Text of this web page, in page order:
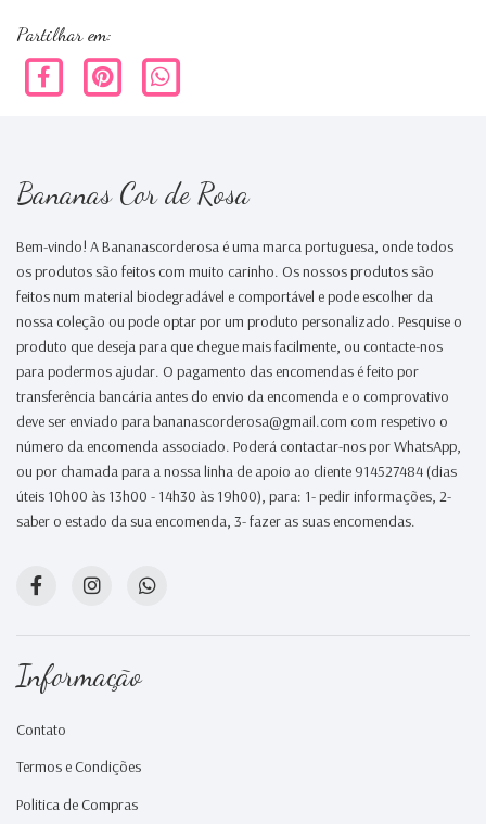
Partilhar em:
Bananas Cor de Rosa
Bem-vindo! A Bananascorderosa é uma marca portuguesa, onde todos
os produtos são feitos com muito carinho. Os nossos produtos são
feitos num material biodegradável e comportável e pode escolher da
nossa coleção ou pode optar por um produto personalizado. Pesquise o
produto que deseja para que chegue mais facilmente, ou contacte-nos
para podermos ajudar. O pagamento das encomendas é feito por
transferência bancária antes do envio da encomenda e o comprovativo
deve ser enviado para bananascorderosa@gmail.com com respetivo o
número da encomenda associado. Poderá contactar-nos por WhatsApp,
ou por chamada para a nossa linha de apoio ao cliente 914527484 (dias
úteis 10h00 às 13h00 - 14h30 às 19h00), para: 1- pedir informações, 2-
saber o estado da sua encomenda, 3- fazer as suas encomendas.
Informação
Contato
Termos e Condições
Politica de Compras